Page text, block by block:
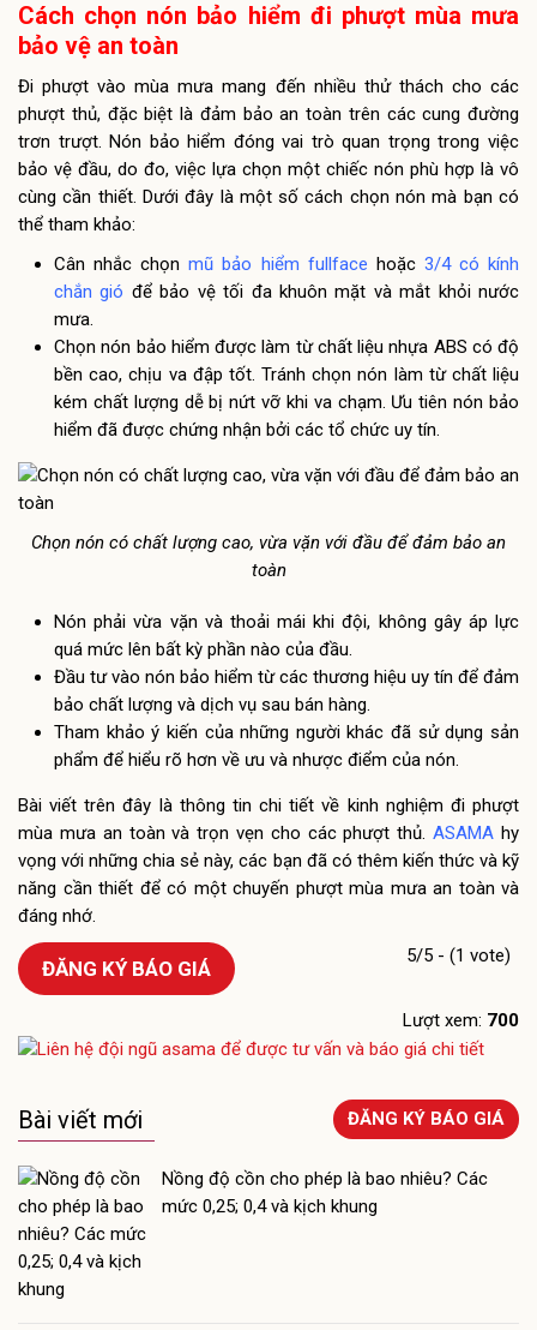
Cách chọn nón bảo hiểm đi phượt mùa mưa
bảo vệ an toàn
Đi phượt vào mùa mưa mang đến nhiều thử thách cho các
phượt thủ, đặc biệt là đảm bảo an toàn trên các cung đường
trơn trượt. Nón bảo hiểm đóng vai trò quan trọng trong việc
bảo vệ đầu, do đo, việc lựa chọn một chiếc nón phù hợp là vô
cùng cần thiết. Dưới đây là một số cách chọn nón mà bạn có
thể tham khảo:
Cân nhắc chọnmũ bảo hiểm fullface hoặc 3/4 có kính
chắn gió để bảo vệ tối đa khuôn mặt và mắt khỏi nước
mưa.
Chọn nón bảo hiểm được làm từ chất liệu nhựa ABS có độ
bền cao, chịu va đập tốt. Tránh chọn nón làm từ chất liệu
kém chất lượng dễ bị nứt vỡ khi va chạm. Ưu tiên nón bảo
hiểm đã được chứng nhận bởi các tổ chức uy tín.
Chọn nón có chất lượng cao, vừa vặn với đầu để đảm bảo an
toàn
Nón phải vừa vặn và thoải mái khi đội, không gây áp lực
quá mức lên bất kỳ phần nào của đầu.
Đầu tư vào nón bảo hiểm từ các thương hiệu uy tín để đảm
bảo chất lượng và dịch vụ sau bán hàng.
Tham khảo ý kiến của những người khác đã sử dụng sản
phẩm để hiểu rõ hơn về ưu và nhược điểm của nón.
Bài viết trên đây là thông tin chi tiết về kinh nghiệm đi phượt
mùa mưa an toàn và trọn vẹn cho các phượt thủ.ASAMA hy
vọng với những chia sẻ này, các bạn đã có thêm kiến thức và kỹ
năng cần thiết để có một chuyến phượt mùa mưa an toàn và
đáng nhớ.
5/5 - (1 vote)
ĐĂNG KÝ BÁO GIÁ
Lượt xem: 700
Bài viết mới ĐĂNG KÝ BÁO GIÁ
Nồng độ cồn cho phép là bao nhiêu? Các
mức 0,25; 0,4 và kịch khung